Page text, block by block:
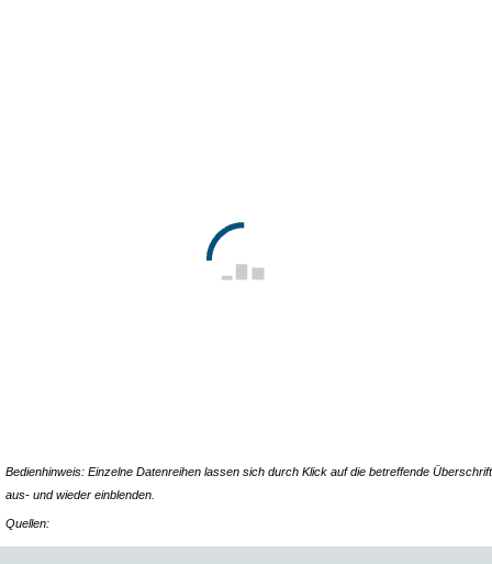
Bedienhinweis: Einzelne Datenreihen lassen sich durch Klick auf die betreffende Überschrift
aus- und wieder einblenden.
Quellen: